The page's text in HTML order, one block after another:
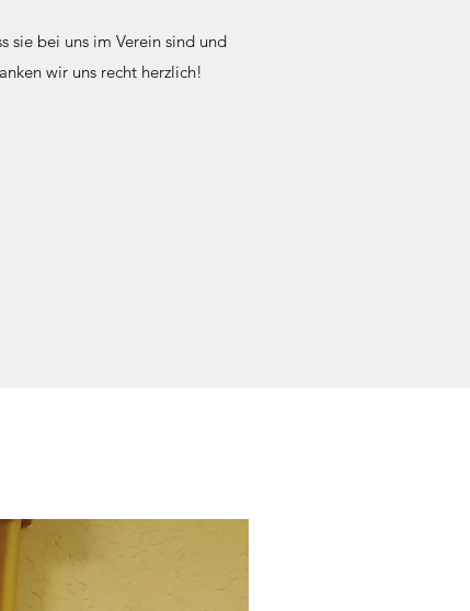
sie bei uns im Verein sind und
wir uns recht herzlich!